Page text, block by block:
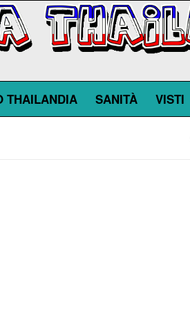
THAILANDIA SANITÀ VISTI